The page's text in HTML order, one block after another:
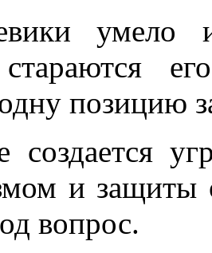
умело
стара­ются
позицию
создается
и защиты
вопрос.